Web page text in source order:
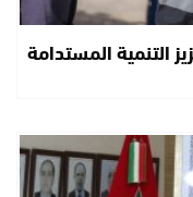
التنمية المستدامة